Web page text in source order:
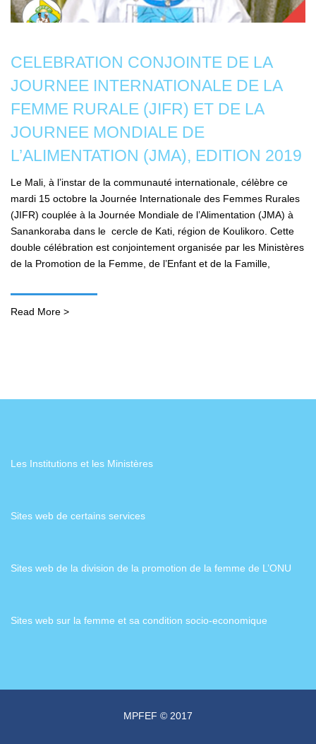
CELEBRATION CONJOINTE DE LA
JOURNEE INTERNATIONALE DE LA
FEMME RURALE (JIFR) ET DE LA
JOURNEE MONDIALE DE
L’ALIMENTATION (JMA), EDITION 2019
Le Mali, à l’instar de la communauté internationale, célèbre ce
mardi 15 octobre la Journée Internationale des Femmes Rurales
(JIFR) couplée à la Journée Mondiale de l’Alimentation (JMA) à
Sanankoraba dans le cercle de Kati, région de Koulikoro. Cette
double célébration est conjointement organisée par les Ministères
de la Promotion de la Femme, de l’Enfant et de la Famille,
Read More >
Les Institutions et les Ministères
Sites web de certains services
Sites web de la division de la promotion de la femme de L’ONU
Sites web sur la femme et sa condition socio-economique
MPFEF © 2017